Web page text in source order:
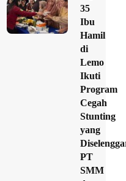
35
Ibu
Hamil
di
Lemo
Ikuti
Program
Cegah
Stunting
yang
PT
SMM